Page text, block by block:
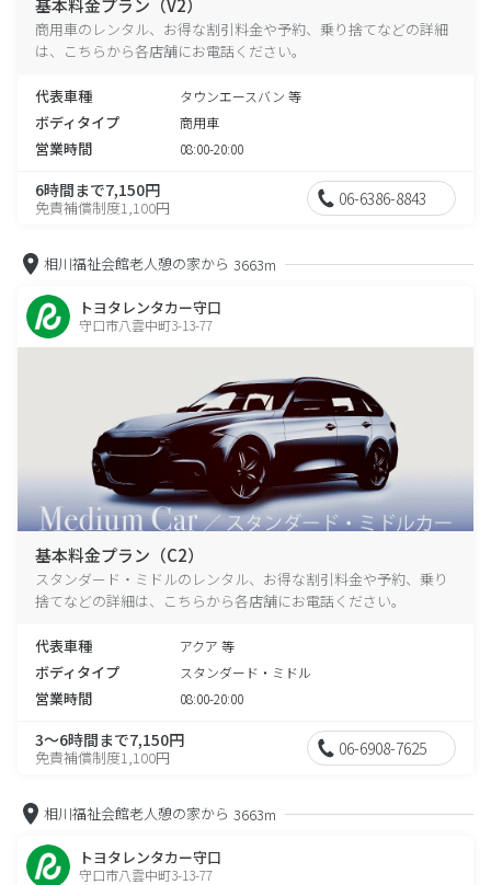
基本料金プラン（V2）
商用車のレンタル、お得な割引料金や予約、乗り捨てなどの詳細
は、こちらから各店舗にお電話ください。
代表車種 タウンエースバン 等
ボディタイプ 商用車
営業時間 08:00-20:00
6時間まで7,150円
免責補償制度1,100円 06-6386-8843
相川福祉会館老人憩の家から 3663m
トヨタレンタカー守口
守口市八雲中町3-13-77
基本料金プラン（C2）
スタンダード・ミドルのレンタル、お得な割引料金や予約、乗り
捨てなどの詳細は、こちらから各店舗にお電話ください。
代表車種 アクア 等
ボディタイプ スタンダード・ミドル
営業時間 08:00-20:00
3～6時間まで7,150円
免責補償制度1,100円 06-6908-7625
相川福祉会館老人憩の家から 3663m
トヨタレンタカー守口
守口市八雲中町3-13-77